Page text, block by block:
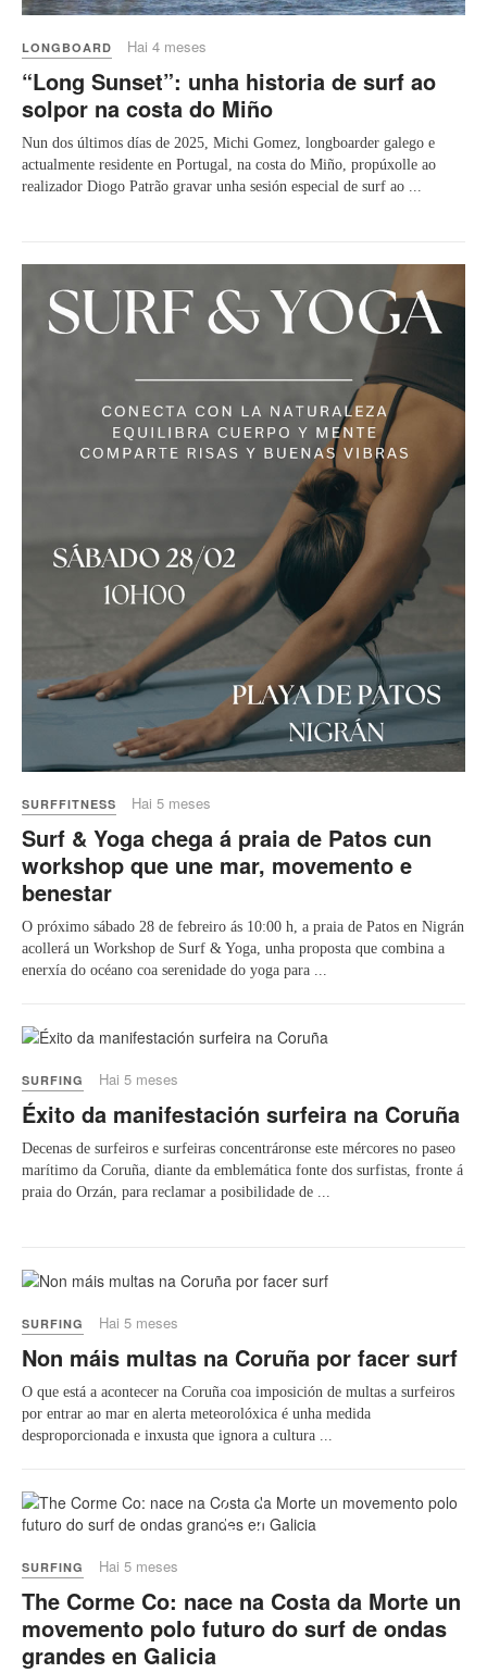
LONGBOARD Hai 4 meses
“Long Sunset”: unha historia de surf ao
solpor na costa do Miño
Nun dos últimos días de 2025, Michi Gomez, longboarder galego e
actualmente residente en Portugal, na costa do Miño, propúxolle ao
realizador Diogo Patrão gravar unha sesión especial de surf ao ...
SURFFITNESS Hai 5 meses
Surf & Yoga chega á praia de Patos cun
workshop que une mar, movemento e
benestar
O próximo sábado 28 de febreiro ás 10:00 h, a praia de Patos en Nigrán
acollerá un Workshop de Surf & Yoga, unha proposta que combina a
enerxía do océano coa serenidade do yoga para ...
SURFING Hai 5 meses
Éxito da manifestación surfeira na Coruña
Decenas de surfeiros e surfeiras concentráronse este mércores no paseo
marítimo da Coruña, diante da emblemática fonte dos surfistas, fronte á
praia do Orzán, para reclamar a posibilidade de ...
SURFING Hai 5 meses
Non máis multas na Coruña por facer surf
O que está a acontecer na Coruña coa imposición de multas a surfeiros
por entrar ao mar en alerta meteorolóxica é unha medida
desproporcionada e inxusta que ignora a cultura ...
Play
SURFING Hai 5 meses
The Corme Co: nace na Costa da Morte un
movemento polo futuro do surf de ondas
grandes en Galicia